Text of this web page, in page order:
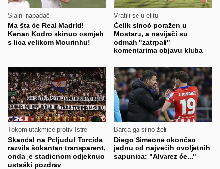
Sjajni napadač
Ma šta će Real Madrid!
Kenan Kodro skinuo osmjeh
s lica velikom Mourinhu!
Vratili se u elitu
Čelik sinoć poražen u
Mostaru, a navijači su
odmah "zatrpali"
komentarima objavu kluba
Tokom utakmice protiv Istre
Skandal na Poljudu! Torcida
razvila šokantan transparent,
onda je stadionom odjeknuo
ustaški pozdrav
Barca ga silno želi
Diego Simeone okončao
jednu od najvećih ovoljetnih
sapunica: "Alvarez će..."